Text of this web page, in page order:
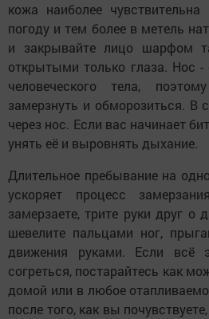
кожа наиболее
погоду и тем более в метель
и закрывайте лицо шарфом
открытыми только глаза. Нос
человеческого тела,
замерзнуть и обморозиться.
через нос. Если вас начинает
унять её и выровнять дыхание.
Длительное пребывание на
ускоряет процесс
замерзаете, трите руки друг о
шевелите пальцами ног,
движения руками. Если всё
согреться, постарайтесь как
домой или в любое
после того, как вы